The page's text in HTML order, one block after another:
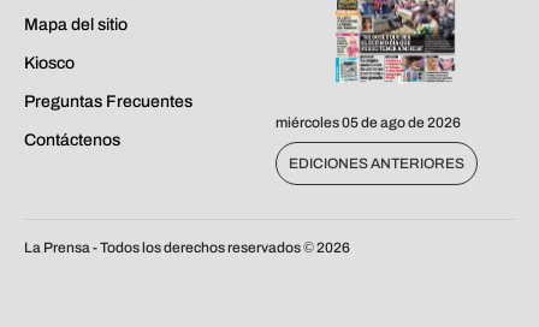
Mapa del sitio
Kiosco
Preguntas Frecuentes
Contáctenos
miércoles 05 de ago de 2026
EDICIONES ANTERIORES
La Prensa - Todos los derechos reservados ©2026